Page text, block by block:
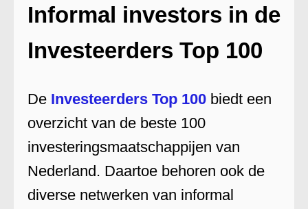
Informal investors in de
Investeerders Top 100
De Investeerders Top 100 biedt een
overzicht van de beste 100
investeringsmaatschappijen van
Nederland. Daartoe behoren ook de
diverse netwerken van informal